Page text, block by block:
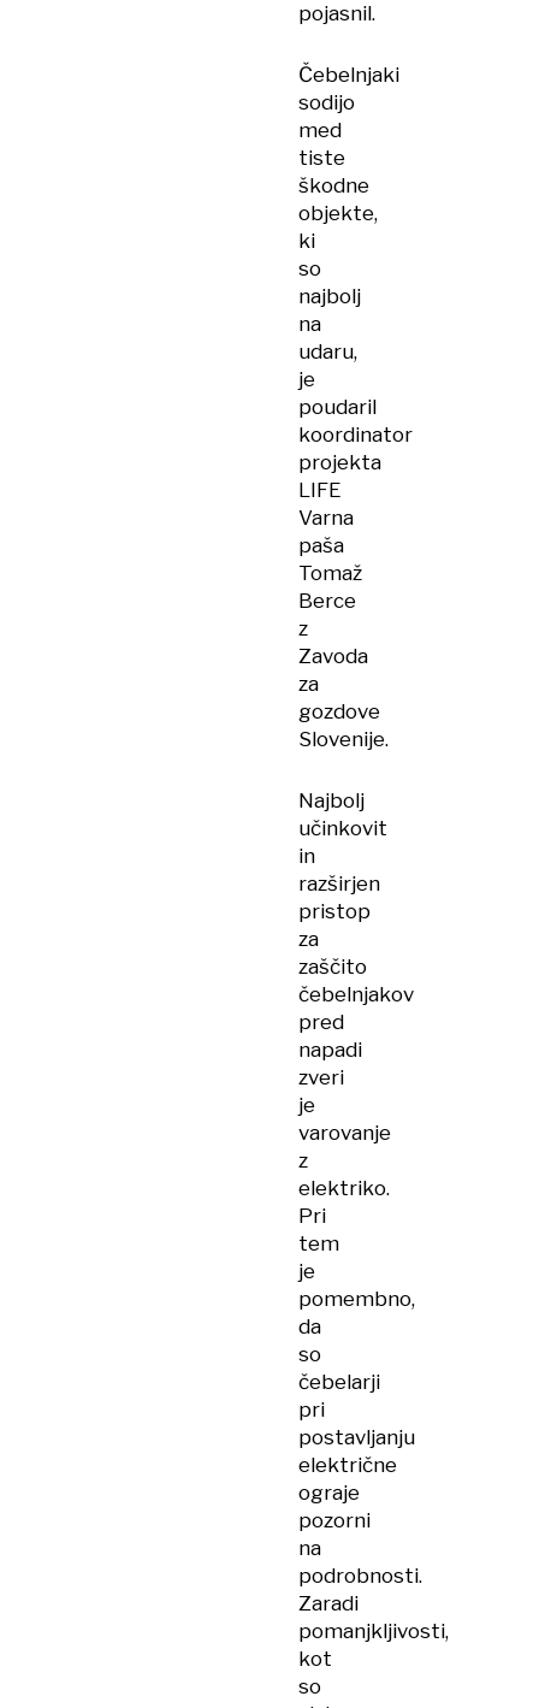
pojasnil.
Čebelnjaki
sodijo
med
tiste
škodne
objekte,
ki
so
najbolj
na
udaru,
je
poudaril
koordinator
projekta
LIFE
Varna
paša
Tomaž
Berce
z
Zavoda
za
gozdove
Slovenije.
Najbolj
učinkovit
in
razširjen
pristop
za
zaščito
čebelnjakov
pred
napadi
zveri
je
varovanje
z
elektriko.
Pri
tem
je
pomembno,
da
so
čebelarji
pri
postavljanju
električne
ograje
pozorni
na
podrobnosti.
Zaradi
pomanjkljivosti,
kot
so